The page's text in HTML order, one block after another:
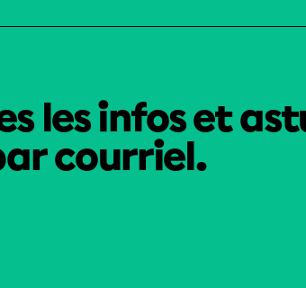
les infos et
courriel.